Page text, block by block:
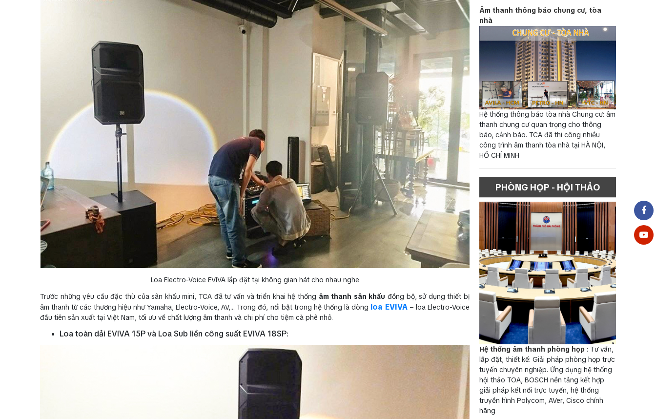
Loa Electro-Voice EVIVA lắp đặt tại không gian hát cho nhau nghe
Trước những yêu cầu đặc thù của sân khấu mini, TCA đã tư vấn và triển khai hệ thống âm thanh sân khấu đồng bộ, sử dụng thiết bị
âm thanh từ các thương hiệu như Yamaha, Electro-Voice, AV,… Trong đó, nổi bật trong hệ thống là dòng loa EVIVA – loa Electro-Voice
đầu tiên sản xuất tại Việt Nam, tối ưu về chất lượng âm thanh và chi phí cho tiệm cà phê nhỏ.
Loa toàn dải EVIVA 15P và Loa Sub liền công suất EVIVA 18SP:
Âm thanh thông báo chung cư, tòa
nhà
Hệ thống thông báo tòa nhà Chung cư: âm
thanh chung cư quan trọng cho thông
báo, cảnh báo. TCA đã thi công nhiều
công trình âm thanh tòa nhà tại HÀ NỘI,
HỒ CHÍ MINH
PHÒNG HỌP - HỘI THẢO
Hệ thống âm thanh phòng họp : Tư vấn,
lắp đặt, thiết kế: Giải pháp phòng họp trực
tuyến chuyên nghiệp. Ứng dụng hệ thống
hội thảo TOA, BOSCH nền tảng kết hợp
giải pháp kết nối trực tuyến, hệ thống
truyền hình Polycom, AVer, Cisco chính
hãng